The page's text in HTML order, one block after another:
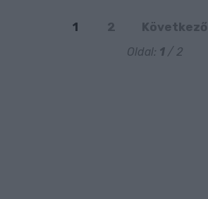
1 2
Oldal: 1/ 2